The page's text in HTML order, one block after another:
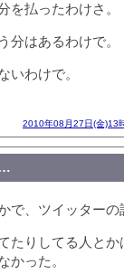
を払ったわけさ。
分はあるわけで。
いわけで。
2010年08月27日(金)13
で、ツイッターの
たりしてる人と
かった。